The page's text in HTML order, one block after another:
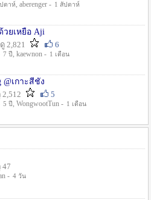
ดาห์, aberenger - 1 สัปดาห์
ยเหยื่อ Aji
2,821
6
7 ปี , kaewnon - 1 เดือน
@เกาะสีชัง
5
5 ปี , WongwootTun - 1 เดือน
47
- 4 วัน